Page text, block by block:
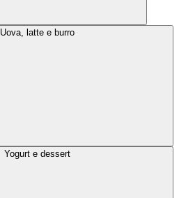
Uova, latte e burro
Yogurt e dessert